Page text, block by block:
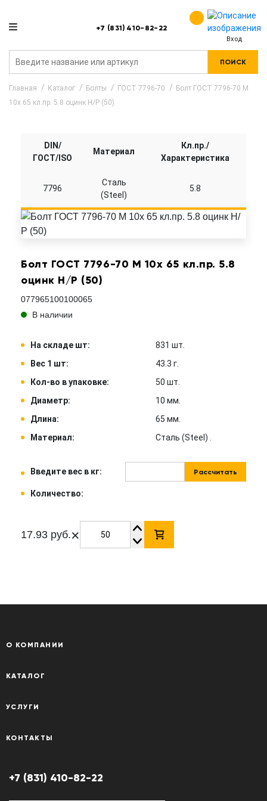
+7 (831) 410-82-22
Вход
ПОИСК
Главная Каталог Болты ГОСТ 7796-70
Болт ГОСТ 7796-70 M
10x 65 кл.пр. 5.8 оцинк Н/Р (50)
Болт ГОСТ 7796-70 M 10x 65 кл.пр. 5.8
оцинк Н/Р (50)
077965100100065
В наличии
На складе шт:
831 шт.
Вес 1 шт:
43.3 г.
Кол-во в упаковке:
50 шт.
Диаметр:
10 мм.
Длина:
65 мм.
Материал:
Сталь (Steel) .
Введите вес в кг: Рассчитать
Количество:
17.93 руб.×
DIN/
ГОСТ/ISO
Материал
Кл.пр./
Характеристика
7796
Сталь
(Steel)
5.8
О КОМПАНИИ
КАТАЛОГ
УСЛУГИ
КОНТАКТЫ
+7 (831) 410-82-22